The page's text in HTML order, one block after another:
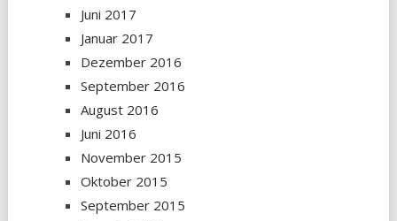
Juni 2017
Januar 2017
Dezember 2016
September 2016
August 2016
Juni 2016
November 2015
Oktober 2015
September 2015